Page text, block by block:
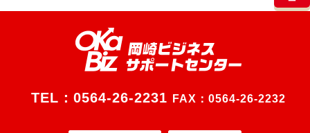
TEL： 0564-26-2231 FAX：0564-26-2232